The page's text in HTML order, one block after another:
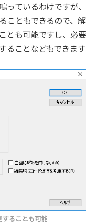
っているわけですが、
こともできるので、解
とも可能ですし、必要
ることなどもできます
ることも可能